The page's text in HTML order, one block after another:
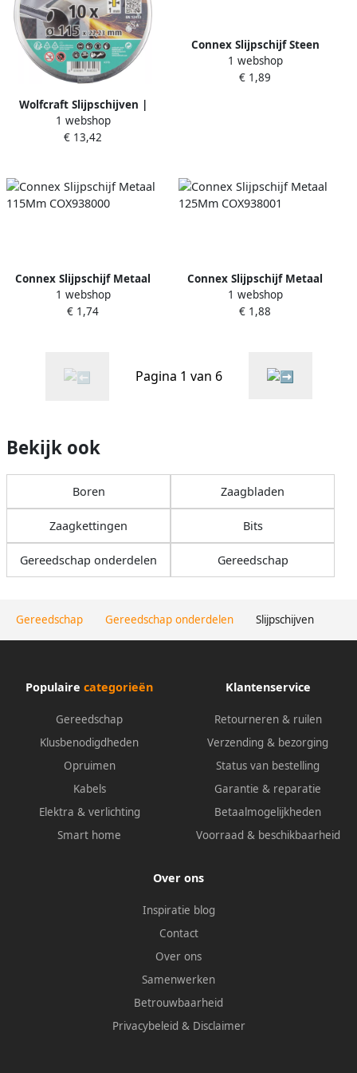
Gereedschap Gereedschap onderdelen Slijpschijven
Wolfcraft Slijpschijven |
Voor edelstaal | Extra dun |
Ø115mm | 10 stuks
1 webshop
€ 13,42
Connex Slijpschijf Steen
125Mm COX938011
1 webshop
€ 1,89
Connex Slijpschijf Metaal
115Mm COX938000
1 webshop
€ 1,74
Connex Slijpschijf Metaal
125Mm COX938001
1 webshop
€ 1,88
Pagina 1 van 6
Bekijk ook
Boren Zaagbladen
Zaagkettingen Bits
Gereedschap onderdelen Gereedschap
Populaire categorieën
Gereedschap
Klusbenodigdheden
Opruimen
Kabels
Elektra & verlichting
Smart home
Klantenservice
Retourneren & ruilen
Verzending & bezorging
Status van bestelling
Garantie & reparatie
Betaalmogelijkheden
Voorraad & beschikbaarheid
Over ons
Inspiratie blog
Contact
Over ons
Samenwerken
Betrouwbaarheid
Privacybeleid & Disclaimer